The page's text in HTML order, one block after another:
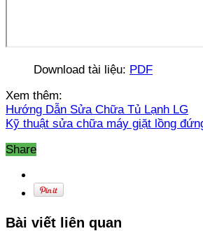
Download tài liệu: PDF
Xem thêm:
Hướng Dẫn Sửa Chữa Tủ Lạnh LG
Kỹ thuật sửa chữa máy giặt lồng
Share
Bài viết liên quan